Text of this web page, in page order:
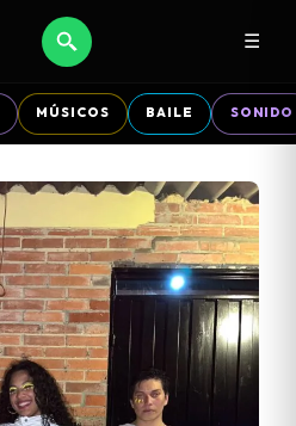
☰
MÚSICOS BAILE SONIDO